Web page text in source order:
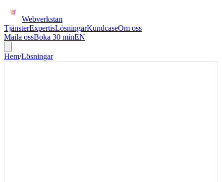
Webverkstan
TjänsterExpertisLösningarKundcaseOm oss
Maila ossBoka 30 minEN
Hem/Lösningar